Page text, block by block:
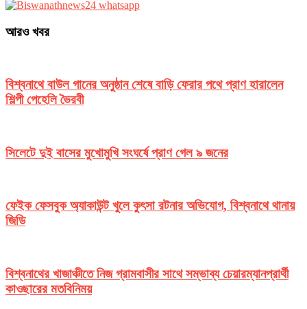
আরও খবর
বিশ্বনাথে বাউল গানের অনুষ্ঠান শেষে বাড়ি ফেরার পথে প্রাণ হারালেন
শিল্পী পেহেলি ভৈরবী
সিলেটে দুই বাসের মুখোমুখি সংঘর্ষে প্রাণ গেল ৯ জনের
ফেইক ফেসবুক অ্যাকাউন্ট খুলে কুৎসা রটনার অভিযোগ, বিশ্বনাথে থানায়
জিডি
বিশ্বনাথের খাজাঞ্চীতে নিজ গ্রামবাসীর সাথে সম্ভাব্য চেয়ারম্যানপ্রার্থী
কাওছারের মতবিনিময়